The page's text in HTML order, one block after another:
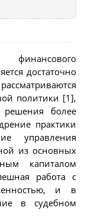
достаточно
политики [1],
решения более
практики
управления
из основных
капиталом
работа с
и в
в судебном